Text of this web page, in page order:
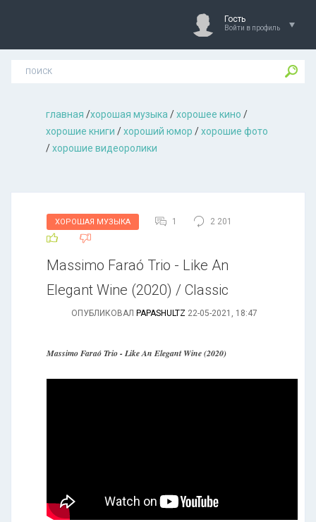
Гость
Войти в профиль
главная /хорошая музыкa /хорошее кино /
хорошие книги /хороший юмор /хорошие фото
/хорошие видеоролики
ХОРОШАЯ МУЗЫКА 1 2 201
Massimo Faraó Trio - Like An
Elegant Wine (2020) / Classic
ОПУБЛИКОВАЛ PAPASHULTZ 22-05-2021, 18:47
Massimo Faraó Trio - Like An Elegant Wine (2020)